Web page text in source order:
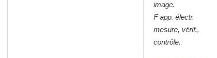
image.
F app. électr.
mesure, vérif.,
contrôle.